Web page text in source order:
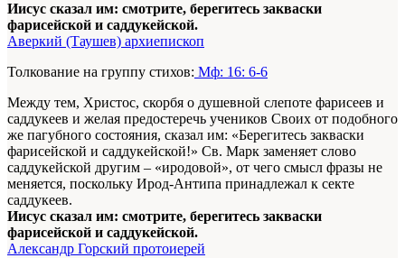
Иисус сказал им: смотрите, берегитесь закваски
фарисейской и саддукейской.
Аверкий (Таушев) архиепископ
Толкование на группу стихов: Мф: 16: 6-6
Между тем, Христос, скорбя о душевной слепоте фарисеев и
саддукеев и желая предостеречь учеников Своих от подобного
же пагубного состояния, сказал им: «Берегитесь закваски
фарисейской и саддукейской!» Св. Марк заменяет слово
саддукейской другим – «иродовой», от чего смысл фразы не
меняется, поскольку Ирод-Антипа принадлежал к секте
саддукеев.
Иисус сказал им: смотрите, берегитесь закваски
фарисейской и саддукейской.
Александр Горский протоиерей